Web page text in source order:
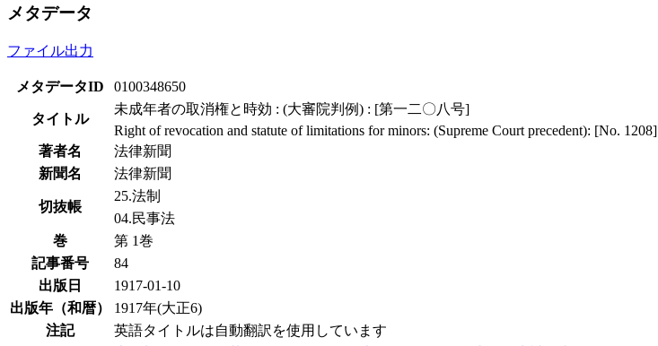
メタデータ
ファイル出力
メタデータID 0100348650
タイトル
未成年者の取消権と時効 : (大審院判例) : [第一二〇八号]
Right of revocation and statute of limitations for minors: (Supreme Court precedent): [No. 1208]
著者名
法律新聞
新聞名
法律新聞
切抜帳
25.法制
04.民事法
巻
第 1巻
記事番号
84
出版日
1917-01-10
出版年（和暦）
1917年(大正6)
注記
英語タイトルは自動翻訳を使用しています